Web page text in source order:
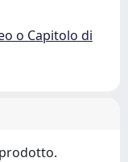
o Capitolo di